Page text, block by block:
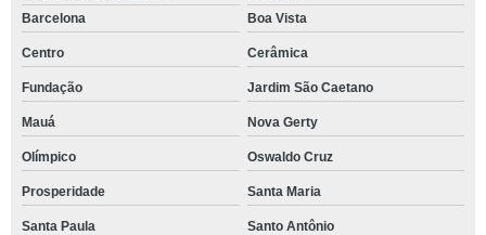
Barcelona
Boa Vista
Centro Cerâmica
Fundação Jardim São Caetano
Mauá Nova Gerty
Olímpico Oswaldo Cruz
Prosperidade Santa Maria
Santa Paula Santo Antônio